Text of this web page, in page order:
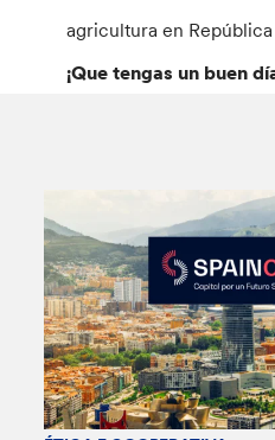
agricultura en
¡Que tengas un buen